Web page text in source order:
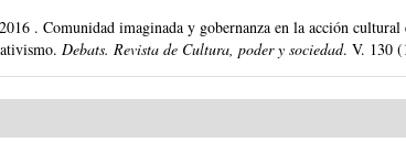
2016 .Comunidad imaginada y gobernanza en la acción
Debats. Revista de Cultura, poder y sociedad.V. 130